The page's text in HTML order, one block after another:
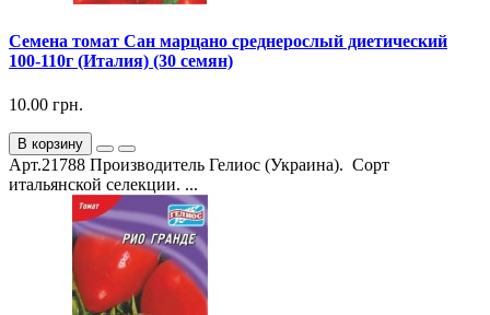
Семена томат Сан марцано среднерослый диетический
100-110г (Италия) (30 семян)
10.00 грн.
В корзину
Арт.21788 Производитель Гелиос (Украина). Сорт
итальянской селекции. ...